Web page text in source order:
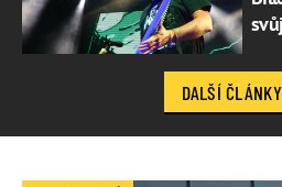
DALŠÍ ČLÁNKY